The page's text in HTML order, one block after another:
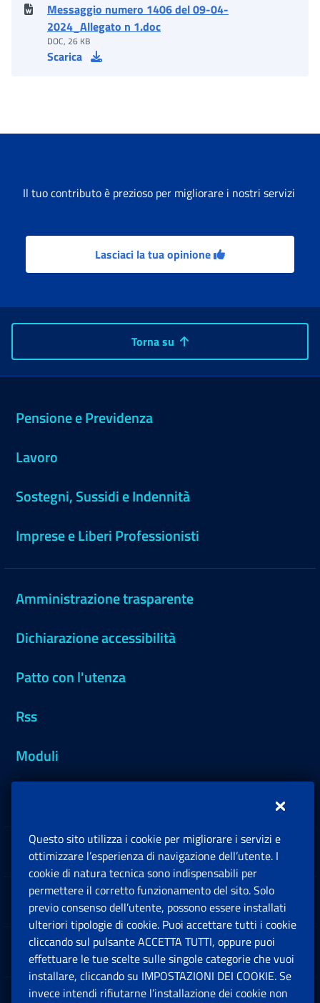
Messaggio numero 1406 del 09-04-
2024_Allegato n 1.doc
DOC, 26 KB
Scarica
Il tuo contributo è prezioso per migliorare i nostri servizi
Lasciaci la tua opinione
Torna su
Pensione e Previdenza
Lavoro
Sostegni, Sussidi e Indennità
Imprese e Liberi Professionisti
Amministrazione trasparente
Dichiarazione accessibilità
Patto con l'utenza
Rss
Moduli
Sedi e Contatti
Software
Note Legali
Questo sito utilizza i cookie per migliorare i servizi e
ottimizzare l’esperienza di navigazione dell’utente. I
cookie di natura tecnica sono indispensabili per
permettere il corretto funzionamento del sito. Solo
previo consenso dell’utente, possono essere installati
ulteriori tipologie di cookie. Puoi accettare tutti i cookie
cliccando sul pulsante ACCETTA TUTTI, oppure puoi
effettuare le tue scelte sulle singole categorie che vuoi
installare, cliccando su IMPOSTAZIONI DEI COOKIE. Se
invece intendi rifiutarne l’installazione dei cookie non